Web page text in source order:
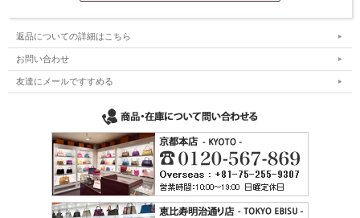
返品についての詳細はこちら
お問い合わせ
友達にメールですすめる